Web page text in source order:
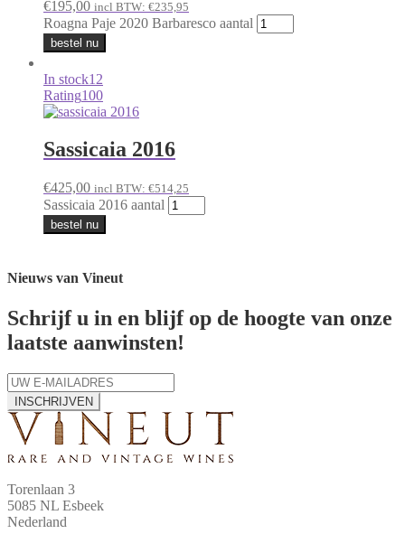
€195,00 incl BTW: €235,95
Roagna Paje 2020 Barbaresco aantal
bestel nu
In stock12
Rating100
Sassicaia 2016
€425,00 incl BTW: €514,25
Sassicaia 2016 aantal
bestel nu
Nieuws van Vineut
Schrijf u in en blijf op de hoogte van onze
laatste aanwinsten!
INSCHRIJVEN
Torenlaan 3
5085 NL Esbeek
Nederland